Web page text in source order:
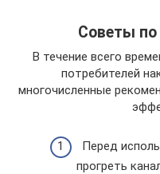
Советы
В течение всего
потребителей
многочисленные
Перед
прогреть